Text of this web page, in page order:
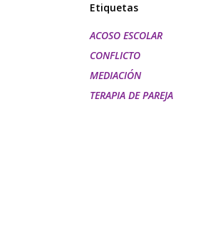
Etiquetas
ACOSO ESCOLAR
CONFLICTO
MEDIACIÓN
TERAPIA DE PAREJA